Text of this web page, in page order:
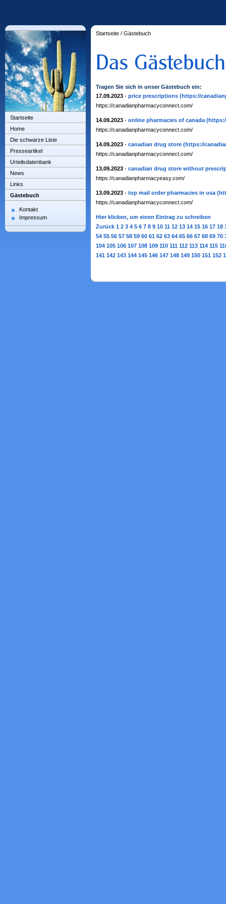
Startseite
Home
Die schwarze Liste
Presseartikel
Urteilsdatenbank
News
Links
Gästebuch
Kontakt
Impressum
Startseite / Gästebuch
Tragen Sie sich in unser Gästebuch ein:
17.09.2023 - price prescriptions (https://
https://canadianpharmacyconnect.com/
14.09.2023 - online pharmacies of canada
https://canadianpharmacyconnect.com/
14.09.2023 - canadian drug store (https://
https://canadianpharmacyconnect.com/
13.09.2023 - canadian drug store without
https://canadianpharmacyeasy.com/
13.09.2023 - top mail order pharmacies in usa
https://canadianpharmacyconnect.com/
Hier klicken, um einen Eintrag zu schreiben
Zurück 1 2 3 4 5 6 7 8 9 10 11 12 13 14 15 16 17 18
54 55 56 57 58 59 60 61 62 63 64 65 66 67 68 69 70
104 105 106 107 108 109 110 111 112 113 114 115
141 142 143 144 145 146 147 148 149 150 151 152